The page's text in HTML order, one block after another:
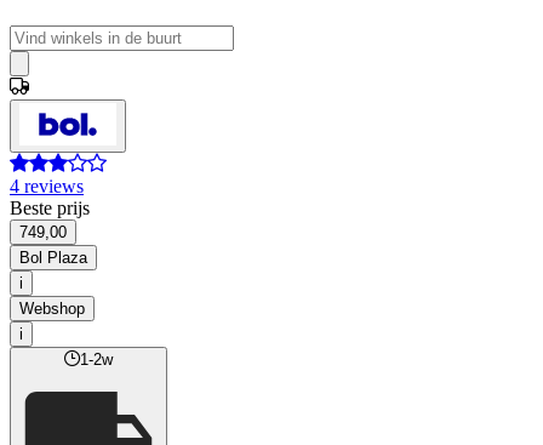
4 reviews
Beste prijs
749,00
Bol Plaza
i
Webshop
i
1-2w